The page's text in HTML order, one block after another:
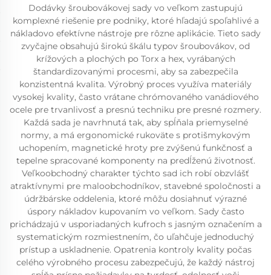
Dodávky šroubovákovej sady vo veľkom zastupujú
komplexné riešenie pre podniky, ktoré hľadajú spoľahlivé a
nákladovo efektívne nástroje pre rôzne aplikácie. Tieto sady
zvyčajne obsahujú širokú škálu typov šroubovákov, od
krížových a plochých po Torx a hex, vyrábaných
štandardizovanými procesmi, aby sa zabezpečila
konzistentná kvalita. Výrobný proces využíva materiály
vysokej kvality, často vrátane chrómovaného vanádiového
ocele pre trvanlivosť a presnú techniku pre presné rozmery.
Každá sada je navrhnutá tak, aby spĺňala priemyselné
normy, a má ergonomické rukoväte s protišmykovým
uchopením, magnetické hroty pre zvýšenú funkčnosť a
tepelne spracované komponenty na predĺženú životnosť.
Veľkoobchodný charakter týchto sad ich robí obzvlášť
atraktívnymi pre maloobchodníkov, stavebné spoločnosti a
údržbárske oddelenia, ktoré môžu dosiahnuť výrazné
úspory nákladov kupovaním vo veľkom. Sady často
prichádzajú v usporiadaných kufroch s jasným označením a
systematickým rozmiestnením, čo uľahčuje jednoduchý
prístup a uskladnenie. Opatrenia kontroly kvality počas
celého výrobného procesu zabezpečujú, že každý nástroj